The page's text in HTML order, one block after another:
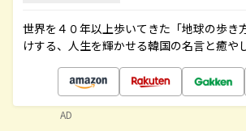
世界を４０年以上歩いてきた「地球の歩き
けする、人生を輝かせる韓国の名言と癒や
AD